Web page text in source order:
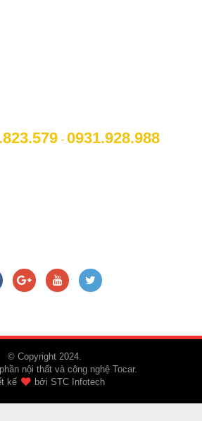
- 0931.928.988
© Copyright 2024.
nội thất và công nghệ Tocar.
kế
bởi STC Infotech